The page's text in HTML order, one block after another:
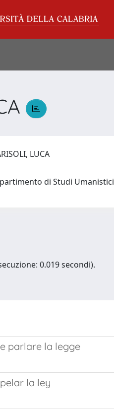
LUCA
di Studi Umanistici
0.019 secondi).
parlare la legge
la ley